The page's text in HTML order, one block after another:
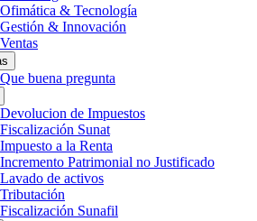
Ofimática & Tecnología
Gestión & Innovación
Ventas
Que buena pregunta
Devolucion de Impuestos
Fiscalización Sunat
Impuesto a la Renta
Incremento Patrimonial no Justificado
Lavado de activos
Tributación
Fiscalización Sunafil